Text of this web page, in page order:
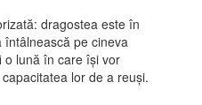
dragostea este în
întâlnească pe cineva
o lună în care își vor
lor de a reuși.